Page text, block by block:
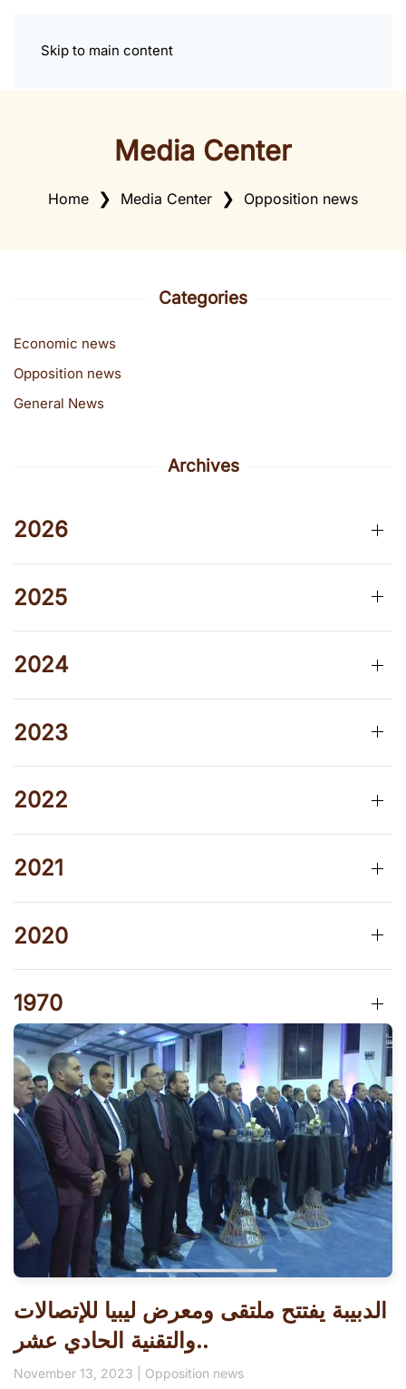
Skip to main content
Media Center
Home Media Center Opposition news
Categories
Economic news
Opposition news
General News
Archives
2026
2025
2024
2023
2022
2021
2020
1970
الدبيبة يفتتح ملتقى ومعرض ليبيا للإتصالات
والتقنية الحادي عشر..
November 13, 2023 Opposition news